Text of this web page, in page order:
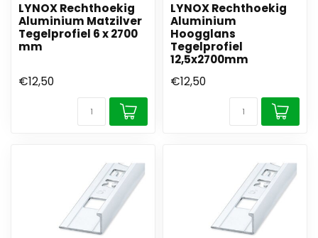
LYNOX Rechthoekig
Aluminium Matzilver
Tegelprofiel 6 x 2700
mm
€12,50
LYNOX Rechthoekig
Aluminium
Hoogglans
Tegelprofiel
12,5x2700mm
€12,50